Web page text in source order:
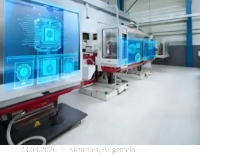
23.03.2026 Aktuelles, Allgemein